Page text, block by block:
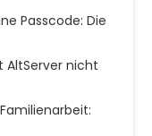
Passcode: Die
AltServer nicht